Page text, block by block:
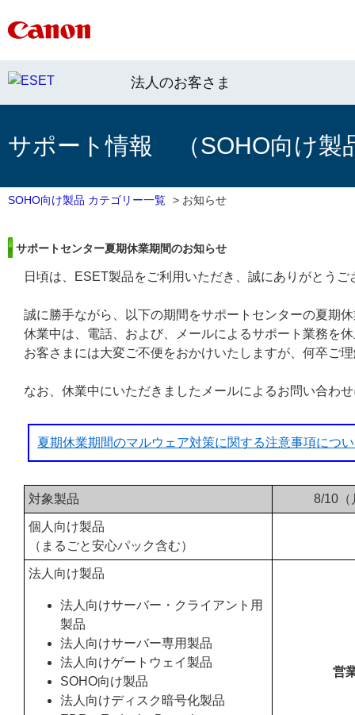
法人のお客さま
サポート情報 （SOHO向け製
SOHO向け製品 カテゴリー一覧 > お知らせ
サポートセンター夏期休業期間のお知らせ
日頃は、ESET製品をご利用いただき、誠にありがとうご
誠に勝手ながら、以下の期間をサポートセンターの夏期
休業中は、電話、および、メールによるサポート業務を
お客さまには大変ご不便をおかけいたしますが、何卒ご
なお、休業中にいただきましたメールによるお問い合わ
夏期休業期間のマルウェア対策に関する注意事項につ
対象製品 8/10（
個人向け製品
（まるごと安心パック含む）
法人向け製品
法人向けサーバー・クライアント用
製品
法人向けサーバー専用製品
法人向けゲートウェイ製品
SOHO向け製品
法人向けディスク暗号化製品
営